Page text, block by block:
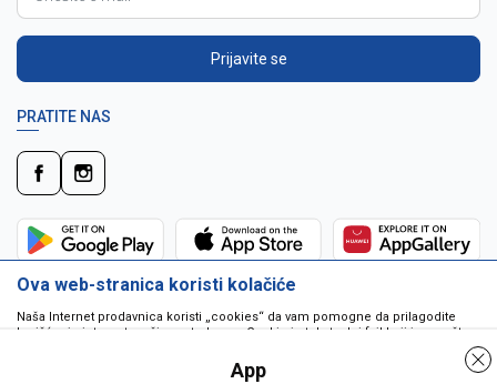
Prijavite se
PRATITE NAS
Ova web-stranica koristi kolačiće
Naša Internet prodavnica koristi „cookies“ da vam pomogne da prilagodite
korišćenje interneta vašim potrebama. Cookie je tekstualni fajl koji je smešten
da pokrenu program ili da isporuče virus vašem računaru. Cookie-i su
jedinstveno dodeljeni vama, i jedino mogu biti pročitani od strane web servera
App